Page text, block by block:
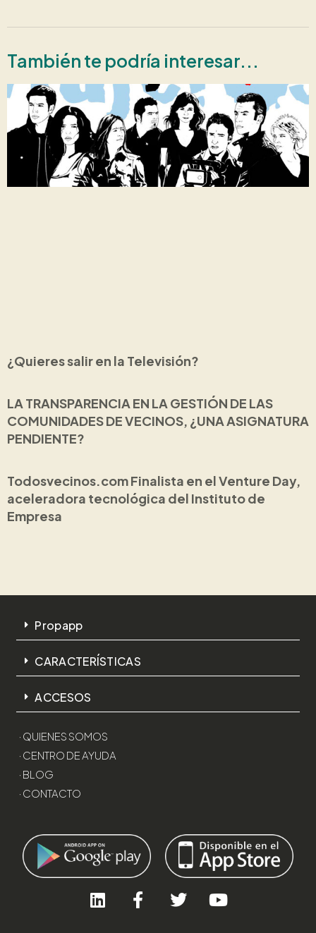
También te podría interesar...
¿Quieres salir en la Televisión?
LA TRANSPARENCIA EN LA GESTIÓN DE LAS
COMUNIDADES DE VECINOS, ¿UNA ASIGNATURA
PENDIENTE?
Todosvecinos.com Finalista en el Venture Day,
aceleradora tecnológica del Instituto de
Empresa
Propapp
CARACTERÍSTICAS
ACCESOS
· QUIENES SOMOS
· CENTRO DE AYUDA
· BLOG
· CONTACTO